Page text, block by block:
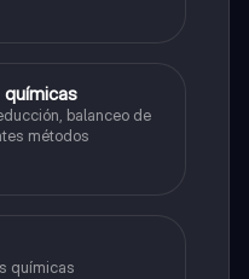
balanceo de
métodos
químicas